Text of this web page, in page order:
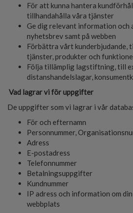
För att kunna hantera
tillhandahålla våra tjänster
Ge dig relevant information och
nyhetsbrev samt på webben
Förbättra vårt kunderbjudande,
tjänster, produkter och
Följa tillämplig lagstiftning, till
distanshandelslagar,
Vad lagrar vi för uppgifter
De uppgifter som vi lagrar i vår
För och efternamn
Personnummer,
Adress
E-postadress
Telefonnummer
Betalningsuppgifter
Kundnummer
IP adress och information om
webbplats